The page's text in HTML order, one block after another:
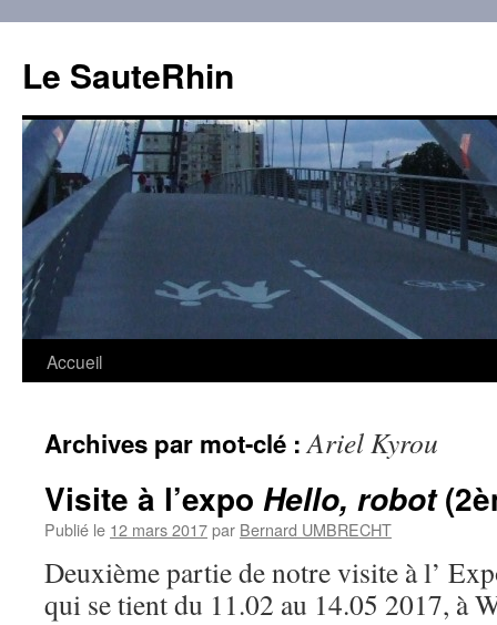
contenu
Le SauteRhin
Accueil
Archives par mot-clé :Ariel Kyrou
Visite à l’expo Hello, robot
Publié le 12 mars 2017par Bernard UMBRECHT
Deuxième partie de notre visite à l’
qui se tient du 11.02 au 14.05 2017, à